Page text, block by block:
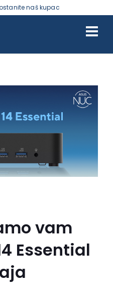
naš kupac
UREĐAJA
vam
Essential